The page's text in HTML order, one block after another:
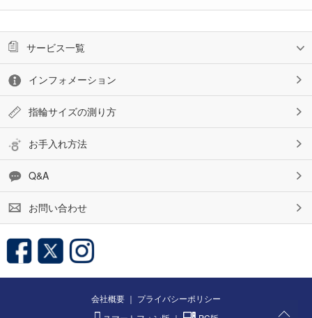
サービス一覧
インフォメーション
指輪サイズの測り方
お手入れ方法
Q&A
お問い合わせ
会社概要 ｜ プライバシーポリシー